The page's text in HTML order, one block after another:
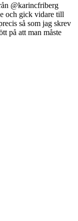
@karincfriberg
och gick vidare till
så som jag skrev
på att man måste